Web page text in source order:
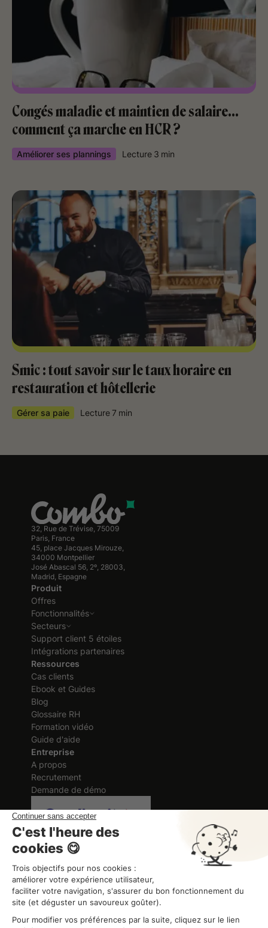
Congés maladie et maintien de salaire…
comment ça marche en HCR ?
Améliorer ses plannings Lecture 3 min
Smic : tout savoir sur le taux horaire en
restauration et hôtellerie
Gérer sa paie Lecture7 min
32, Rue de Trévise, 75009
Paris, France
45, place Jacques Mirouze,
34000 Montpellier
José Abascal 56, 2º, 28003,
Madrid, Espagne
Produit
Offres
Fonctionnalités
Secteurs
Support client 5 étoiles
Intégrations partenaires
Ressources
Cas clients
Ebook et Guides
Blog
Glossaire RH
Formation vidéo
Guide d'aide
Entreprise
A propos
Recrutement
Demande de démo
Certification délivrée au titre des
actions de formation
ORGANISME DE FORMATION